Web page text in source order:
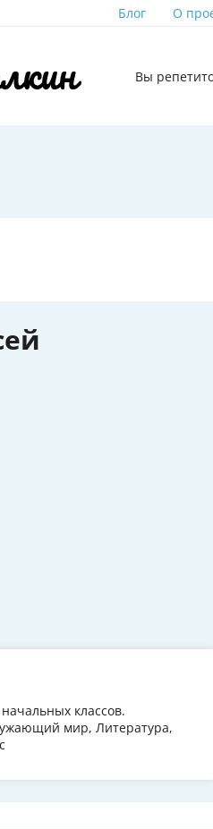
Блог О
Вы
классов.
мир, Литература,